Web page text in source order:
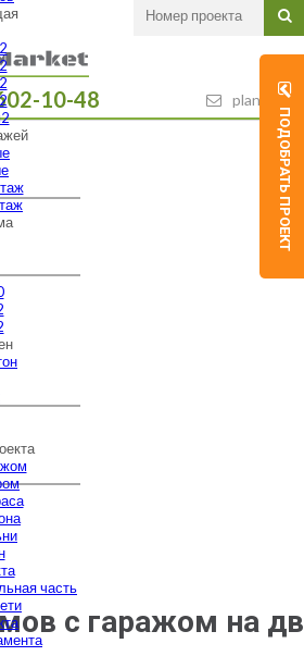
10-48 plans-
ПОДОБРАТЬ ПРОЕКТ
часть
с гаражом на